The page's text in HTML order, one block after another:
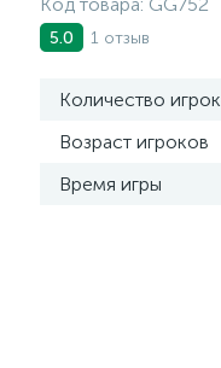
5.0 1 отзыв
Количество
Возраст игроков
Время игры